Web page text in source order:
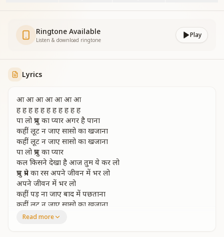
Ringtone Available
Listen & download ringtone
Play
Lyrics
आ आ आ आ आ आ आ
ह ह ह ह ह ह ह ह ह ह ह
पा लो प्रभु का प्यार अगर है पाना
कहीं लूट न जाए सासो का खजाना
कहीं लूट न जाए सासो का खजाना
पा लो प्रभु का प्यार
कल किसने देखा है आज तुम ये कर लो
प्रभु प्रेम का रस अपने जीवन में भर लो
अपने जीवन में भर लो
कहीं पड़ ना जाए बाद में पछताना
कहीं लूट न जाए सासो का खजाना
पा लो प्रभु का प्यार
Read more